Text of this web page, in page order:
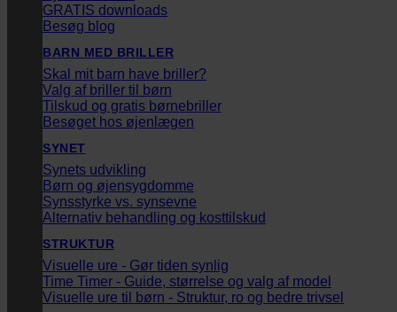
GRATIS downloads
Besøg blog
BARN MED BRILLER
Skal mit barn have briller?
Valg af briller til børn
Tilskud og gratis børnebriller
Besøget hos øjenlægen
SYNET
Synets udvikling
Børn og øjensygdomme
Synsstyrke vs. synsevne
Alternativ behandling og kosttilskud
STRUKTUR
Visuelle ure - Gør tiden synlig
Time Timer - Guide, størrelse og valg af model
Visuelle ure til børn - Struktur, ro og bedre trivsel